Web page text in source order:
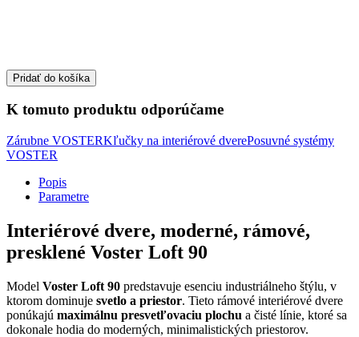
Pridať do košíka
K tomuto produktu odporúčame
Zárubne VOSTERKľučky na interiérové dverePosuvné systémy
VOSTER
Popis
Parametre
Interiérové dvere, moderné, rámové,
presklené Voster Loft 90
Model Voster Loft 90 predstavuje esenciu industriálneho štýlu, v
ktorom dominuje svetlo a priestor. Tieto rámové interiérové dvere
ponúkajú maximálnu presvetľovaciu plochu a čisté línie, ktoré sa
dokonale hodia do moderných, minimalistických priestorov.